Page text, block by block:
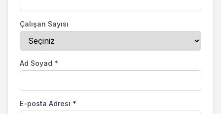
Çalışan Sayısı
Ad Soyad *
E-posta Adresi *